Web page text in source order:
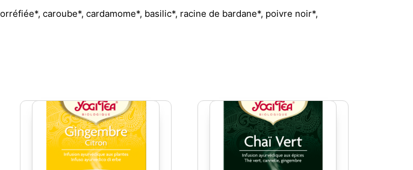
caroube*, cardamome*, basilic*, racine de bardane*, poivre noir*,